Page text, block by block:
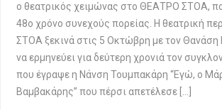
ο θεατρικός χειμώνας στο ΘΕΑΤΡΟ ΣΤΟΑ,
48ο χρόνο συνεχούς πορείας. Η θεατρική
ΣΤΟΑ ξεκινά στις 5 Οκτώβρη με τον
να ερμηνεύει για δεύτερη χρονιά τον
που έγραψε η Νάνση Τουμπακάρη “Εγώ, ο
Βαμβακάρης” που πέρσι απετέλεσε […]